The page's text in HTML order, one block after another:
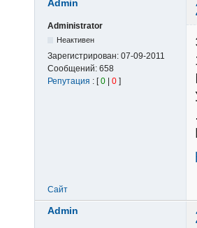
Admin
Administrator
Неактивен
Зарегистрирован: 07-09-2011
Сообщений: 658
Репутация : [0 0 ]
Сайт
Admin